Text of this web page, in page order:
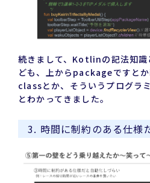
続きまして、Kotlinの記法知識
ども、上からpackageですと
classとか、そういうプログラ
とわかってきました。
3. 時間に制約のある仕様